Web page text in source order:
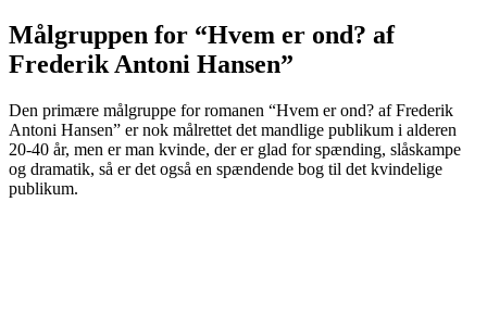
Målgruppen for “Hvem er ond? af
Frederik Antoni Hansen”
Den primære målgruppe for romanen “Hvem er ond? af Frederik
Antoni Hansen” er nok målrettet det mandlige publikum i alderen
20-40 år, men er man kvinde, der er glad for spænding, slåskampe
og dramatik, så er det også en spændende bog til det kvindelige
publikum.